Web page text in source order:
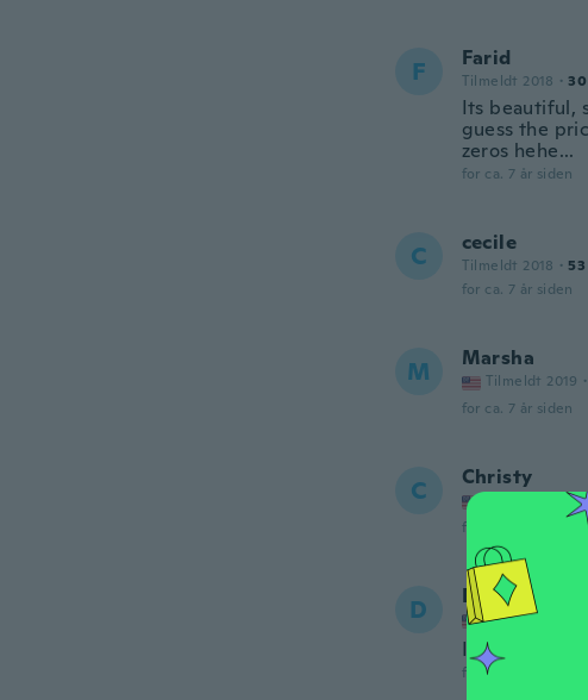
F Farid
Tilmeldt 2018 · 30
Its beautiful,
guess the
zeros hehe...
for ca. 7 år siden
C cecile
Tilmeldt 2018 · 53
for ca. 7 år siden
M Marsha
Tilmeldt 2019 ·
for ca. 7 år siden
C Christy
Tilmeldt 2017 ·
for ca. 7 år siden
D Dedra
Tilmeldt 2014
It’s a little
for ca. 7 år siden